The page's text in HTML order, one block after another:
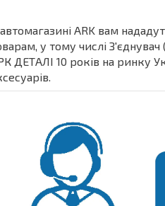
ARK вам
у тому числі
ДЕТАЛІ 10 років на ринку